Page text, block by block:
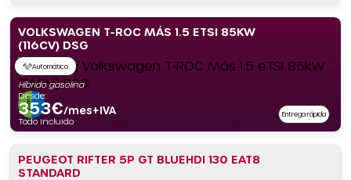
VOLKSWAGEN T-ROC MÁS 1.5 ETSI 85KW
(116CV) DSG
Automático
Híbrido gasolina
Desde:
353€/mes+IVA
Todo incluido
Entrega rápida
PEUGEOT RIFTER 5P GT BLUEHDI 130 EAT8
STANDARD